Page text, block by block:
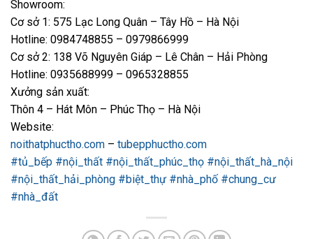
Showroom:
Cơ sở 1: 575 Lạc Long Quân – Tây Hồ – Hà Nội
Hotline: 0984748855 – 0979866999
Cơ sở 2: 138 Võ Nguyên Giáp – Lê Chân – Hải Phòng
Hotline: 0935688999 – 0965328855
Xưởng sản xuất:
Thôn 4 – Hát Môn – Phúc Thọ – Hà Nội
Website:
noithatphuctho.com – tubepphuctho.com
#tủ_bếp #nội_thất #nội_thất_phúc_thọ #nội_thất_hà_nội
#nội_thất_hải_phòng #biệt_thự #nhà_phố #chung_cư
#nhà_đất